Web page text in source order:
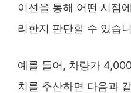
이션을 통해 어떤 시점
리한지 판단할 수 있습
예를 들어, 차량가
치를 추산하면 다음과